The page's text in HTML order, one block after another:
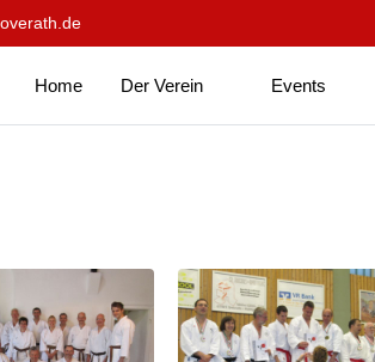
Home Der Verein Events